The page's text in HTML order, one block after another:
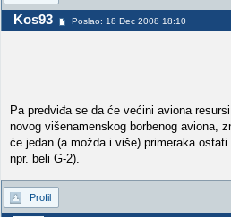
Kos93 Poslao: 18 Dec 2008 18:10
Pa predviđa se da će većini aviona
novog višenamenskog borbenog aviona,
će jedan (a možda i više) primeraka
npr. beli G-2).
Profil